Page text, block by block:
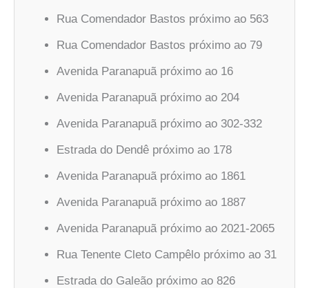
Rua Comendador Bastos próximo ao 563
Rua Comendador Bastos próximo ao 79
Avenida Paranapuã próximo ao 16
Avenida Paranapuã próximo ao 204
Avenida Paranapuã próximo ao 302-332
Estrada do Dendê próximo ao 178
Avenida Paranapuã próximo ao 1861
Avenida Paranapuã próximo ao 1887
Avenida Paranapuã próximo ao 2021-2065
Rua Tenente Cleto Campêlo próximo ao 31
Estrada do Galeão próximo ao 826